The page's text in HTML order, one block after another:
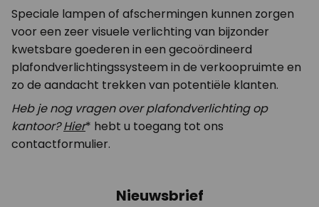
Speciale lampen of afschermingen kunnen zorgen
voor een zeer visuele verlichting van bijzonder
kwetsbare goederen in een gecoördineerd
plafondverlichtingssysteem in de verkoopruimte en
zo de aandacht trekken van potentiële klanten.
Heb je nog vragen over plafondverlichting op
kantoor?Hier* hebt u toegang tot ons
contactformulier.
Nieuwsbrief